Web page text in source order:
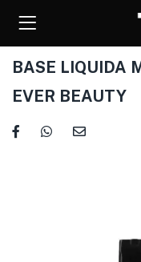
BASE LIQUIDA
EVER BEAUTY